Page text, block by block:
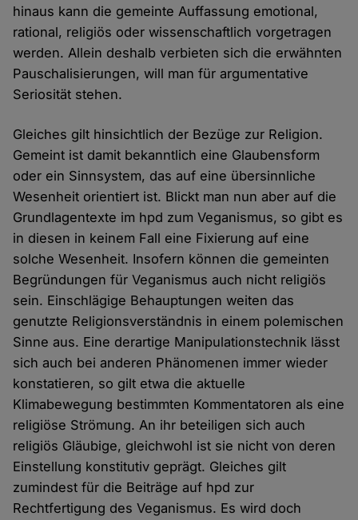
hinaus kann die gemeinte Auffassung emotional,
rational, religiös oder wissenschaftlich vorgetragen
werden. Allein deshalb verbieten sich die erwähnten
Pauschalisierungen, will man für argumentative
Seriosität stehen.
Gleiches gilt hinsichtlich der Bezüge zur Religion.
Gemeint ist damit bekanntlich eine Glaubensform
oder ein Sinnsystem, das auf eine übersinnliche
Wesenheit orientiert ist. Blickt man nun aber auf die
Grundlagentexte im hpd zum Veganismus, so gibt es
in diesen in keinem Fall eine Fixierung auf eine
solche Wesenheit. Insofern können die gemeinten
Begründungen für Veganismus auch nicht religiös
sein. Einschlägige Behauptungen weiten das
genutzte Religionsverständnis in einem polemischen
Sinne aus. Eine derartige Manipulationstechnik lässt
sich auch bei anderen Phänomenen immer wieder
konstatieren, so gilt etwa die aktuelle
Klimabewegung bestimmten Kommentatoren als eine
religiöse Strömung. An ihr beteiligen sich auch
religiös Gläubige, gleichwohl ist sie nicht von deren
Einstellung konstitutiv geprägt. Gleiches gilt
zumindest für die Beiträge auf hpd zur
Rechtfertigung des Veganismus. Es wird doch